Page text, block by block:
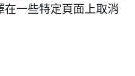
一些特定頁面上取消